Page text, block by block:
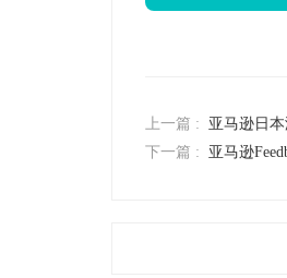
上一篇 :
亚马逊日
下一篇 :
亚马逊